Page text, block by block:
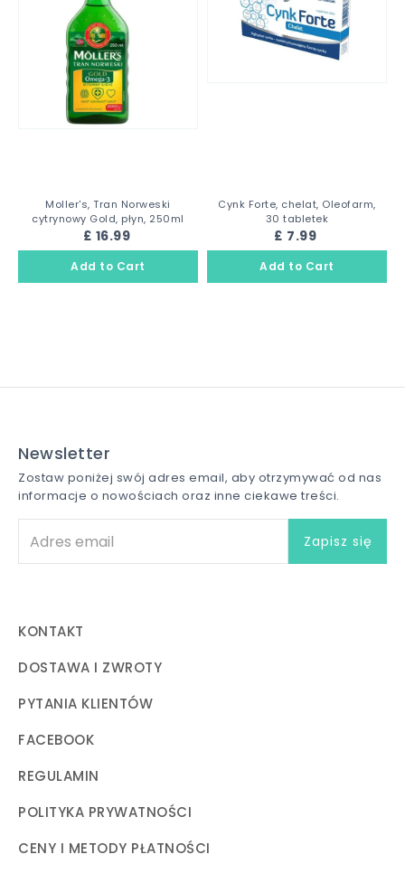
Moller's, Tran Norweski
cytrynowy Gold, płyn, 250ml
£ 16.99
Cynk Forte, chelat, Oleofarm,
30 tabletek
£ 7.99
Newsletter
Zostaw poniżej swój adres email, aby otrzymywać od nas
informacje o nowościach oraz inne ciekawe treści.
KONTAKT
DOSTAWA I ZWROTY
PYTANIA KLIENTÓW
FACEBOOK
REGULAMIN
POLITYKA PRYWATNOŚCI
CENY I METODY PŁATNOŚCI